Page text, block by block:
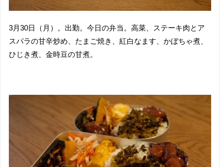
3月30日（月）。出勤。今日の弁当。高菜、ステーキ肉とア
スパラの甘辛炒め、たまご焼き、紅白なます、かぼちゃ煮、
ひじき煮、金時豆の甘煮。